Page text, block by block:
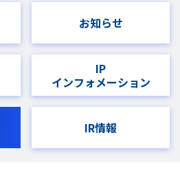
お知らせ
IP
インフォメーション
IR情報